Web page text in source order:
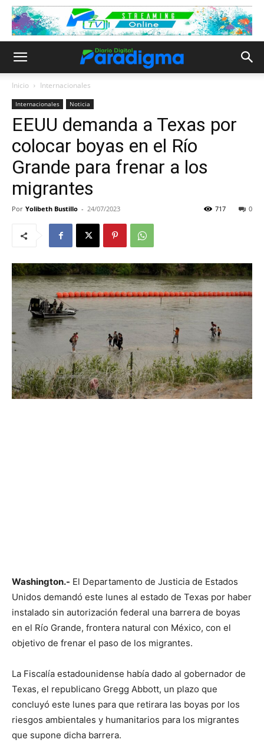
Inicio Internacionales
Internacionales Noticia
EEUU demanda a Texas por
colocar boyas en el Río
Grande para frenar a los
migrantes
Por Yolibeth Bustillo - 24/07/2023 0
717
Washington.- El Departamento de Justicia de Estados
Unidos demandó este lunes al estado de Texas por haber
instalado sin autorización federal una barrera de boyas
en el Río Grande, frontera natural con México, con el
objetivo de frenar el paso de los migrantes.
La Fiscalía estadounidense había dado al gobernador de
Texas, el republicano Gregg Abbott, un plazo que
concluyó este lunes para que retirara las boyas por los
riesgos ambientales y humanitarios para los migrantes
que supone dicha barrera.